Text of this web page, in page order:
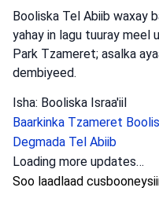
Booliska Tel Abiib waxay
yahay in lagu tuuray meel
Park Tzameret; asalka
dembiyeed.
Isha: Booliska Israa'iil
Baarkinka Tzameret
Degmada Tel Abiib
Loading more updates…
Soo laadlaad